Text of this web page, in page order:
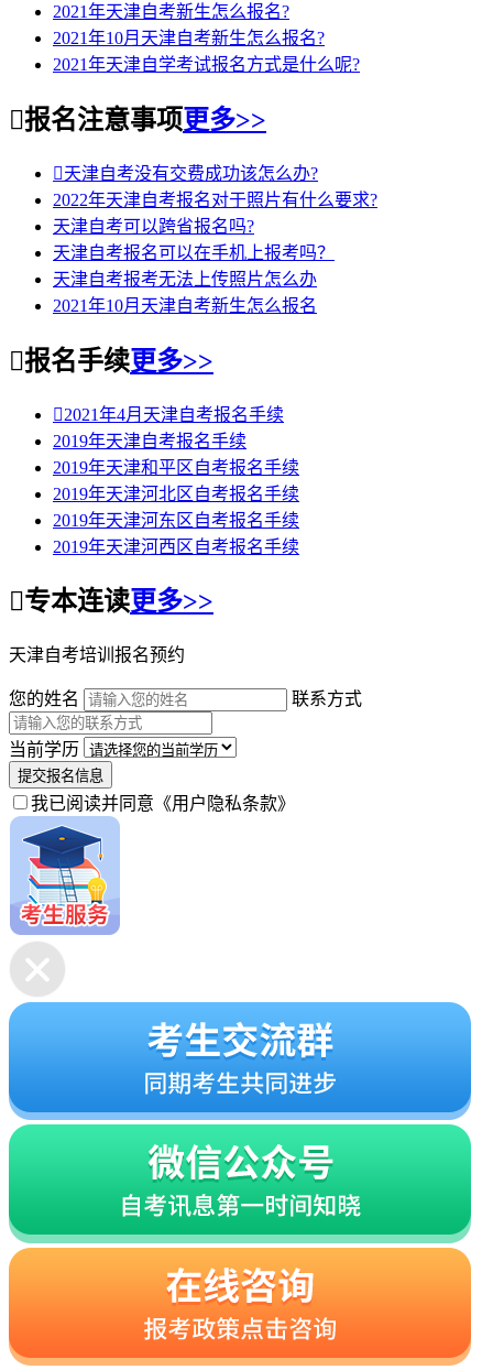
2021年天津自考新生怎么报名?
2021年10月天津自考新生怎么报名?
2021年天津自学考试报名方式是什么呢?
报名注意事项更多>>
天津自考没有交费成功该怎么办?
2022年天津自考报名对于照片有什么要求?
天津自考可以跨省报名吗?
天津自考报名可以在手机上报考吗？
天津自考报考无法上传照片怎么办
2021年10月天津自考新生怎么报名
报名手续更多>>
2021年4月天津自考报名手续
2019年天津自考报名手续
2019年天津和平区自考报名手续
2019年天津河北区自考报名手续
2019年天津河东区自考报名手续
2019年天津河西区自考报名手续
专本连读更多>>
天津自考培训报名预约
您的姓名 联系方式
当前学历
提交报名信息
我已阅读并同意 《用户隐私条款》